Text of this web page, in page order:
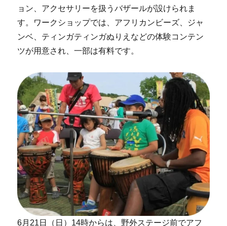
ョン、アクセサリーを扱うバザールが設けられま
す。ワークショップでは、アフリカンビーズ、ジャ
ンベ、ティンガティンガぬりえなどの体験コンテン
ツが用意され、一部は有料です。
6月21日（日）14時からは、野外ステージ前でアフ